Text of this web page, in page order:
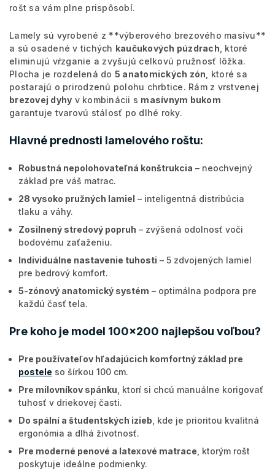
rošt sa vám plne prispôsobí.
Lamely sú vyrobené z **výberového brezového masívu**
a sú osadené v tichých kaučukových púzdrach , ktoré
eliminujú vŕzganie a zvyšujú celkovú pružnosť lôžka.
Plocha je rozdelená do 5 anatomických zón , ktoré sa
postarajú o prirodzenú polohu chrbtice. Rám z vrstvenej
brezovej dyhy v kombinácii s masívnym bukom
garantuje tvarovú stálosť po dlhé roky.
Hlavné prednosti lamelového roštu:
Robustná nepolohovateľná konštrukcia – neochvejný
základ pre váš matrac.
28 vysoko pružných lamiel – inteligentná distribúcia
tlaku a váhy.
Zosilnený stredový popruh – zvýšená odolnosť voči
bodovému zaťaženiu.
Individuálne nastavenie tuhosti – 5 zdvojených lamiel
pre bedrový komfort.
5-zónový anatomický systém – optimálna podpora pre
každú časť tela.
Pre koho je model 100x200 najlepšou voľbou?
Pre používateľov hľadajúcich komfortný základ pre
postele so šírkou 100 cm.
Pre milovníkov spánku , ktorí si chcú manuálne korigovať
tuhosť v driekovej časti.
Do spální a študentských izieb , kde je prioritou kvalitná
ergonómia a dlhá životnosť.
Pre moderné penové a latexové matrace , ktorým rošt
poskytuje ideálne podmienky.